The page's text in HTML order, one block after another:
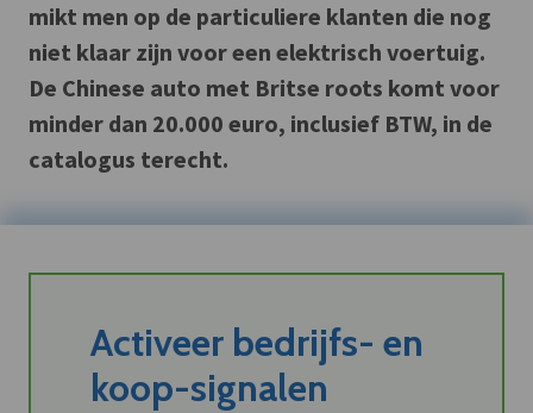
mikt men op de particuliere klanten die nog
niet klaar zijn voor een elektrisch voertuig.
De Chinese auto met Britse roots komt voor
minder dan 20.000 euro, inclusief BTW, in de
catalogus terecht.
Activeer bedrijfs- en
koop-signalen